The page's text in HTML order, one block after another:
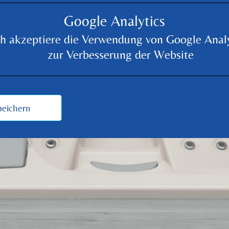
Google Analytics
akzeptiere die Verwendung von Google
zur Verbesserung der Website